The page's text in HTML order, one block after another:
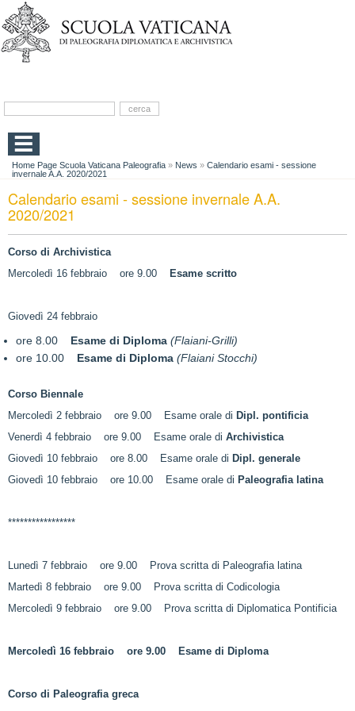
Home Page Scuola Vaticana Paleografia » News » Calendario esami - sessione
invernale A.A. 2020/2021
Calendario esami - sessione invernale A.A.
2020/2021
Corso di Archivistica
Mercoledì 16 febbraio ore 9.00
Esame scritto
Giovedì 24 febbraio
ore 8.00 Esame di Diploma (Flaiani-Grilli)
ore 10.00 Esame di Diploma (Flaiani Stocchi)
Corso Biennale
Mercoledì 2 febbraio ore 9.00 Esame orale di Dipl. pontificia
Venerdì 4 febbraio ore 9.00 Esame orale di Archivistica
Giovedì 10 febbraio ore 8.00 Esame orale di Dipl. generale
Giovedì 10 febbraio ore 10.00 Esame orale di Paleografia latina
*****************
Lunedì 7 febbraio ore 9.00 Prova scritta di Paleografia latina
Martedì 8 febbraio ore 9.00 Prova scritta di Codicologia
Mercoledì 9 febbraio ore 9.00 Prova scritta di Diplomatica Pontificia
Mercoledì 16 febbraio ore 9.00 Esame di Diploma
Corso di Paleografia greca